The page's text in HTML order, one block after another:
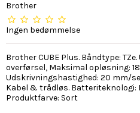
Brother
Ingen bedømmelse
Brother CUBE Plus. Båndtype:
overførsel, Maksimal opløsning:
Udskrivningshastighed: 20 mm/
Kabel & trådløs. Batteriteknologi:
Produktfarve: Sort